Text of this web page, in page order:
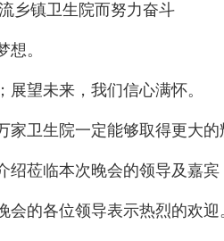
乡镇卫生院而努力奋斗
。
望未来，我们信心满怀。
卫生院一定能够取得更大的
绍莅临本次晚会的领导及嘉宾
的各位领导表示热烈的欢迎